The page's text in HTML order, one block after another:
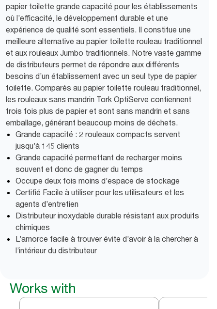
papier toilette grande capacité pour les établissements
où l’efficacité, le développement durable et une
expérience de qualité sont essentiels. Il constitue une
meilleure alternative au papier toilette rouleau traditionnel
et aux rouleaux Jumbo traditionnels. Notre vaste gamme
de distributeurs permet de répondre aux différents
besoins d’un établissement avec un seul type de papier
toilette. Comparés au papier toilette rouleau traditionnel,
les rouleaux sans mandrin Tork OptiServe contiennent
trois fois plus de papier et sont sans mandrin et sans
emballage, générant beaucoup moins de déchets.
Grande capacité : 2 rouleaux compacts servent
jusqu’à 145 clients
Grande capacité permettant de recharger moins
souvent et donc de gagner du temps
Occupe deux fois moins d’espace de stockage
Certifié Facile à utiliser pour les utilisateurs et les
agents d’entretien
Distributeur inoxydable durable résistant aux produits
chimiques
L’amorce facile à trouver évite d’avoir à la chercher à
l’intérieur du distributeur
Works with